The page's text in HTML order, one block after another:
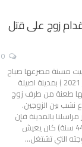
زوج على قتل
مسنة مصرعها صباح
الاثنين( 18 يناير 2021 ) بمدينة اصيلة
طعنة من طرف زوج
نشب بين الزوجين.
بالمدينة فإن
المشتبه فيه (44 سنة) كان يعيش
التي تشتغل…